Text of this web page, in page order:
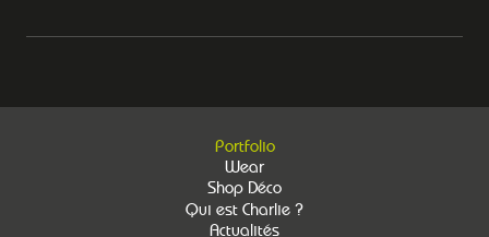
Portfolio
Wear
Shop Déco
Qui est Charlie ?
Actualités